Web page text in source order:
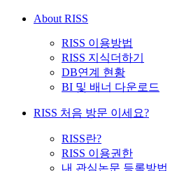
About RISS
RISS 이용방법
RISS 지식더하기
DB연계 현황
BI 및 배너 다운로드
RISS 처음 방문 이세요?
RISS란?
RISS 이용권한
내 관심논문 등록방법